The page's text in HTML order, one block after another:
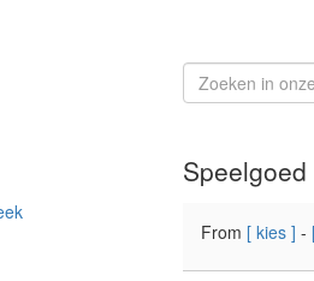
From [ kies ] -